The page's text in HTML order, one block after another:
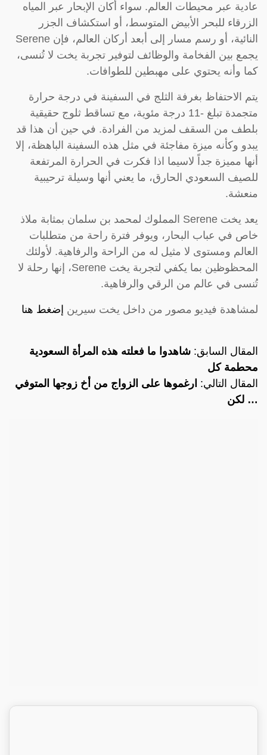
عادية عبر محيطات العالم. سواء أكان الإبحار عبر المياه
الزرقاء للبحر الأبيض المتوسط، أو استكشاف الجزر
النائية، أو رسم مسار إلى أبعد أركان العالم، فإن Serene
يجمع بين الفخامة والوظائف لتوفير تجربة يخت لا تُنسى،
كما وأنه يحتوي على مهبطين للطوافات.
يتم الاحتفاظ بغرفة الثلج في السفينة في درجة حرارة
متجمدة تبلغ -11 درجة مئوية، مع تساقط ثلوج حقيقية
بلطف من السقف لمزيد من الفرادة. في حين أن هذا قد
يبدو وكأنه ميزة مفاجئة في مثل هذه السفينة الباهظة، إلا
أنها مميزة جداً لاسيما اذا فكرت في الحرارة المرتفعة
للصيف السعودي الحارق، ما يعني أنها وسيلة ترحيبية
منعشة.
يعد يخت Serene المملوك لمحمد بن سلمان بمثابة ملاذ
خاص في عباب البحار، ويوفر فترة راحة من متطلبات
العالم ومستوى لا مثيل له من الراحة والرفاهية. لأولئك
المحظوظين بما يكفي لتجربة يخت Serene، إنها رحلة لا
تُنسى في عالم من الرقي والرفاهية.
لمشاهدة فيديو مصور من داخل يخت سيرين إضغط هنا
المقال السابق: شاهدوا ما فعلته هذه المرأة السعودية
محطمة كل
المقال التالي: ارغموها على الزواج من أخ زوجها المتوفي
… لكن